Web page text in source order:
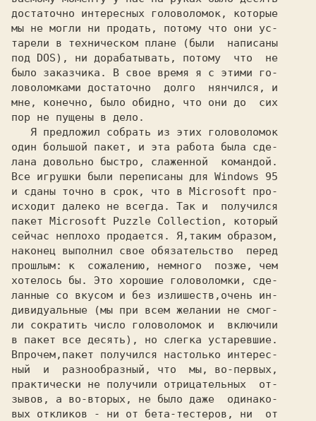
достаточно интересных головоломок, которые
мы не могли ни продать, потому что они ус-
тарели в техническом плане (были  написаны
под DOS), ни дорабатывать, потому  что  не
было заказчика. В свое время я с этими го-
ловоломками достаточно  долго  нянчился, и
мне, конечно, было обидно, что они до  сих
пор не пущены в дело.
один большой пакет, и эта работа была сде-
лана довольно быстро, слаженной  командой.
Все игрушки были переписаны для Windows 95
и сданы точно в срок, что в Microsoft про-
исходит далеко не всегда. Так и  получился
пакет Microsoft Puzzle Collection, который
сейчас неплохо продается. Я,таким образом,
наконец выполнил свое обязательство  перед
прошлым: к  сожалению, немного  позже, чем
хотелось бы. Это хорошие головоломки, сде-
ланные со вкусом и без излишеств,очень ин-
дивидуальные (мы при всем желании не смог-
ли сократить число головоломок и  включили
в пакет все десять), но слегка устаревшие.
Впрочем,пакет получился настолько интерес-
ный  и  разнообразный, что  мы, во-первых,
практически не получили отрицательных  от-
зывов, а во-вторых, не было даже  одинако-
вых откликов - ни от бета-тестеров, ни  от